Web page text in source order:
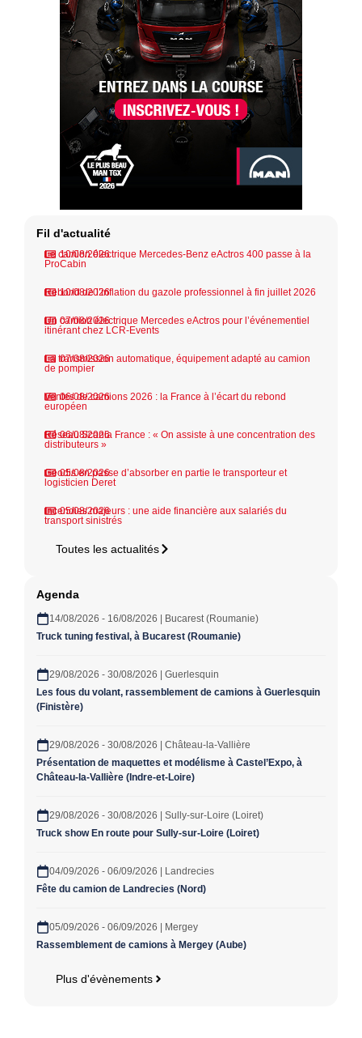
Fil d'actualité
10/08/2026
Le camion électrique Mercedes-Benz eActros 400 passe à la
ProCabin
10/08/2026
Rebond de l’inflation du gazole professionnel à fin juillet 2026
07/08/2026
Un camion électrique Mercedes eActros pour l’événementiel
itinérant chez LCR-Events
07/08/2026
La transmission automatique, équipement adapté au camion
de pompier
06/08/2026
Ventes de camions 2026 : la France à l’écart du rebond
européen
06/08/2026
Réseau Scania France : « On assiste à une concentration des
distributeurs »
05/08/2026
Geodis en passe d’absorber en partie le transporteur et
logisticien Deret
05/08/2026
Incendies majeurs : une aide financière aux salariés du
transport sinistrés
Toutes les actualités
Agenda
14/08/2026 - 16/08/2026 | Bucarest (Roumanie)
Truck tuning festival, à Bucarest (Roumanie)
29/08/2026 - 30/08/2026 | Guerlesquin
Les fous du volant, rassemblement de camions à Guerlesquin
(Finistère)
29/08/2026 - 30/08/2026 | Château-la-Vallière
Présentation de maquettes et modélisme à Castel’Expo, à
Château-la-Vallière (Indre-et-Loire)
29/08/2026 - 30/08/2026 | Sully-sur-Loire (Loiret)
Truck show En route pour Sully-sur-Loire (Loiret)
04/09/2026 - 06/09/2026 | Landrecies
Fête du camion de Landrecies (Nord)
05/09/2026 - 06/09/2026 | Mergey
Rassemblement de camions à Mergey (Aube)
Plus d'évènements